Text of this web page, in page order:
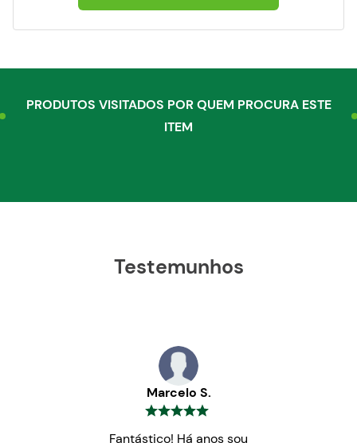
PRODUTOS VISITADOS POR QUEM PROCURA ESTE
ITEM
Testemunhos
Marcelo S.
Fantástico! Há anos sou